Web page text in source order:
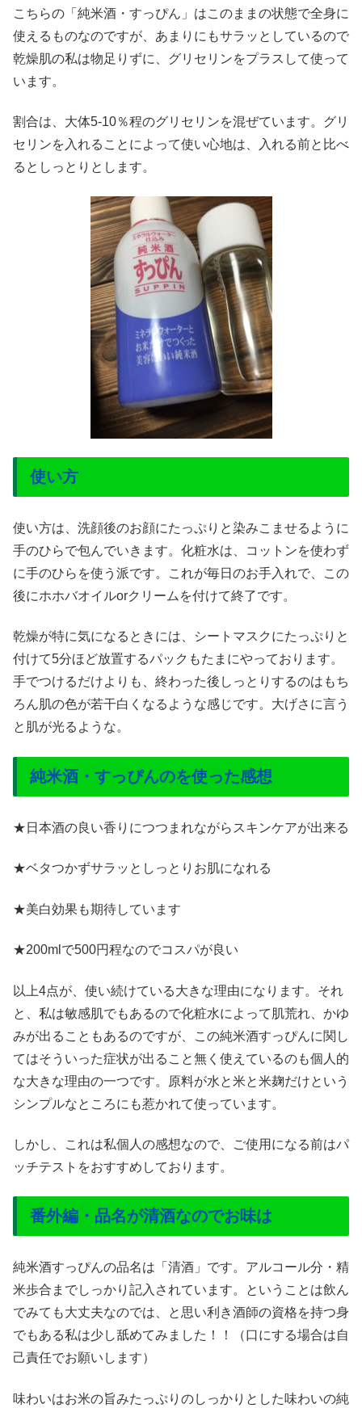
こちらの「純米酒・すっぴん」はこのままの状態で全身に
使えるものなのですが、あまりにもサラッとしているので
乾燥肌の私は物足りずに、グリセリンをプラスして使って
います。
割合は、大体5-10％程のグリセリンを混ぜています。グリ
セリンを入れることによって使い心地は、入れる前と比べ
るとしっとりとします。
使い方
使い方は、洗顔後のお顔にたっぷりと染みこませるように
手のひらで包んでいきます。化粧水は、コットンを使わず
に手のひらを使う派です。これが毎日のお手入れで、この
後にホホバオイルorクリームを付けて終了です。
乾燥が特に気になるときには、シートマスクにたっぷりと
付けて5分ほど放置するパックもたまにやっております。
手でつけるだけよりも、終わった後しっとりするのはもち
ろん肌の色が若干白くなるような感じです。大げさに言う
と肌が光るような。
純米酒・すっぴんのを使った感想
★日本酒の良い香りにつつまれながらスキンケアが出来る
★ベタつかずサラッとしっとりお肌になれる
★美白効果も期待しています
★200mlで500円程なのでコスパが良い
以上4点が、使い続けている大きな理由になります。それ
と、私は敏感肌でもあるので化粧水によって肌荒れ、かゆ
みが出ることもあるのですが、この純米酒すっぴんに関し
てはそういった症状が出ること無く使えているのも個人的
な大きな理由の一つです。原料が水と米と米麹だけという
シンプルなところにも惹かれて使っています。
しかし、これは私個人の感想なので、ご使用になる前はパ
ッチテストをおすすめしております。
番外編・品名が清酒なのでお味は
純米酒すっぴんの品名は「清酒」です。アルコール分・精
米歩合までしっかり記入されています。ということは飲ん
でみても大丈夫なのでは、と思い利き酒師の資格を持つ身
でもある私は少し舐めてみました！！（口にする場合は自
己責任でお願いします）
味わいはお米の旨みたっぷりのしっかりとした味わいの純